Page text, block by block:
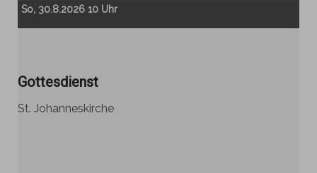
So, 30.8.2026 10 Uhr
Gottesdienst
St. Johanneskirche